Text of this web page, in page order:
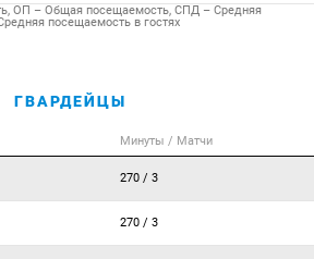
ОП – Общая посещаемость, СПД – Средняя
посещаемость в гостях
ГВАРДЕЙЦЫ
Минуты / Матчи
270 / 3
270 / 3